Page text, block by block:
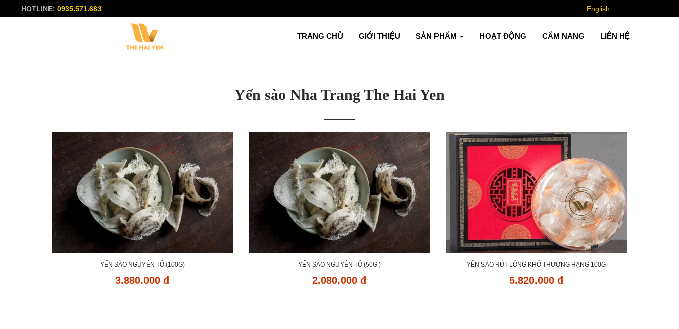
HOTLINE: 0935.571.683 English
TRANG CHỦ GIỚI THIỆU SẢN PHẨM HOẠT ĐỘNG CẨM NANG LIÊN HỆ
Yến sào Nha Trang The Hai Yen
YẾN SÀO NGUYÊN TỔ (100G)
3.880.000 đ
YẾN SÀO NGUYÊN TỔ (50G )
2.080.000 đ
YẾN SÀO RÚT LÔNG KHÔ THƯỢNG HẠNG 100G
5.820.000 đ